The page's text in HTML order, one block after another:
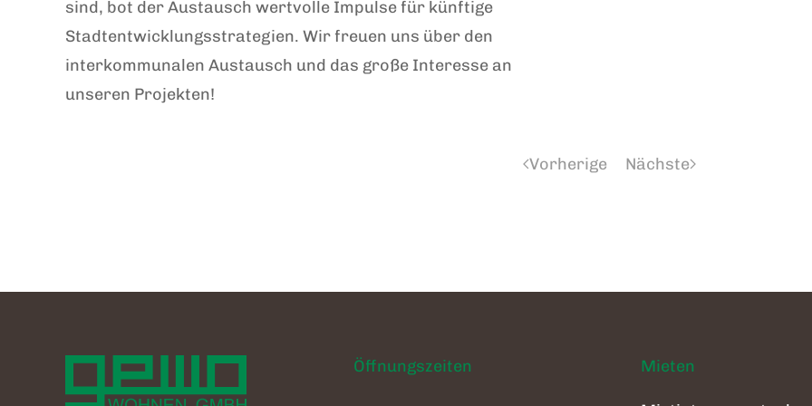
sind, bot der Austausch wertvolle Impulse für künftige
Stadtentwicklungsstrategien. Wir freuen uns über den
interkommunalen Austausch und das große Interesse an
unseren Projekten!
Vorherige Nächste
Öffnungszeiten Mieten